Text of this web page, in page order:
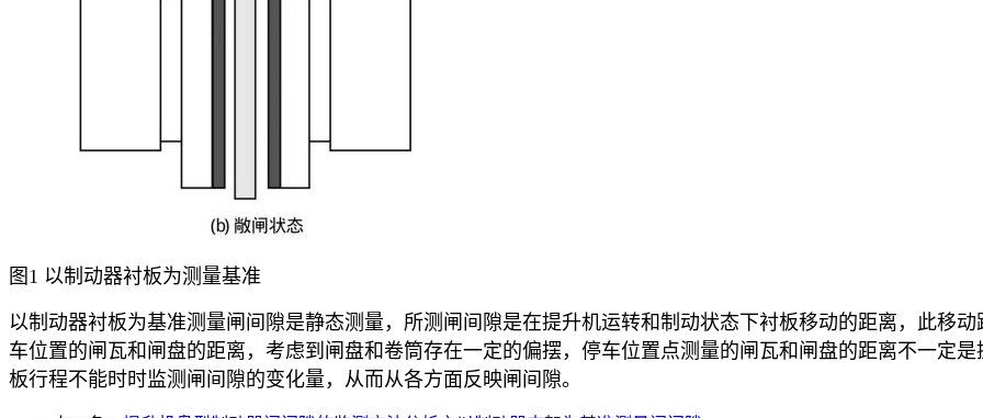
图1 以制动器衬板为测量基准
以制动器衬板为基准测量闸间隙是静态测量，所测闸间隙是在提升机运转和制动状态下衬板移动的距离，此移
车位置的闸瓦和闸盘的距离，考虑到闸盘和卷筒存在一定的偏摆，停车位置点测量的闸瓦和闸盘的距离不一定
板行程不能时时监测闸间隙的变化量，从而从各方面反映闸间隙。